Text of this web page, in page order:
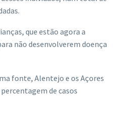
que estão agora a
não desenvolverem doença
fonte, Alentejo e os Açores
de casos